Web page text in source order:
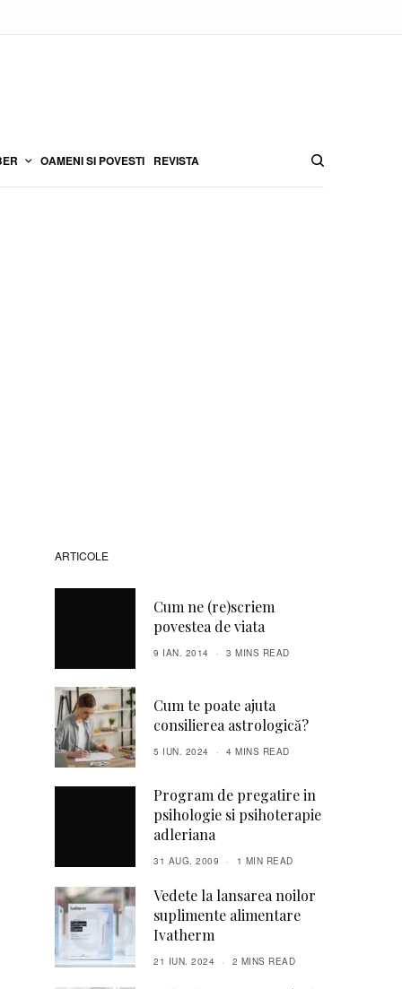
OAMENI SI POVESTI REVISTA
ARTICOLE
Cum ne (re)scriem
povestea de viata
9 IAN. 2014 3 MINS READ
Cum te poate ajuta
consilierea astrologică?
5 IUN. 2024 4 MINS READ
Program de pregatire in
psihologie si psihoterapie
adleriana
31 AUG. 2009 1 MIN READ
Vedete la lansarea noilor
suplimente alimentare
Ivatherm
21 IUN. 2024 2 MINS READ